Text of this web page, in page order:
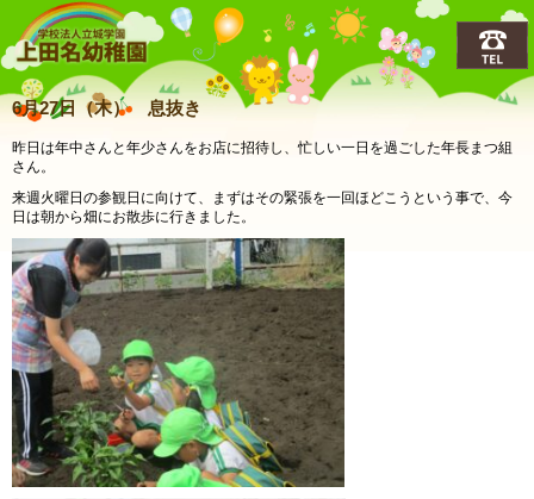
上田名(うえだな)幼稚園
6月27日（木） 息抜き
昨日は年中さんと年少さんをお店に招待し、忙しい一日を過ごした年長まつ組
さん。
来週火曜日の参観日に向けて、まずはその緊張を一回ほどこうという事で、今
日は朝から畑にお散歩に行きました。